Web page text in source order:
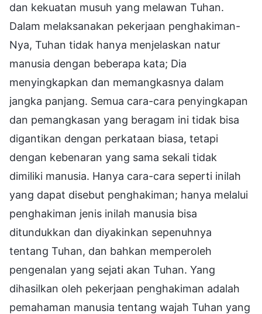
dan kekuatan musuh yang melawan Tuhan.
Dalam melaksanakan pekerjaan penghakiman-
Nya, Tuhan tidak hanya menjelaskan natur
manusia dengan beberapa kata; Dia
menyingkapkan dan memangkasnya dalam
jangka panjang. Semua cara-cara penyingkapan
dan pemangkasan yang beragam ini tidak bisa
digantikan dengan perkataan biasa, tetapi
dengan kebenaran yang sama sekali tidak
dimiliki manusia. Hanya cara-cara seperti inilah
yang dapat disebut penghakiman; hanya melalui
penghakiman jenis inilah manusia bisa
ditundukkan dan diyakinkan sepenuhnya
tentang Tuhan, dan bahkan memperoleh
pengenalan yang sejati akan Tuhan. Yang
dihasilkan oleh pekerjaan penghakiman adalah
pemahaman manusia tentang wajah Tuhan yang